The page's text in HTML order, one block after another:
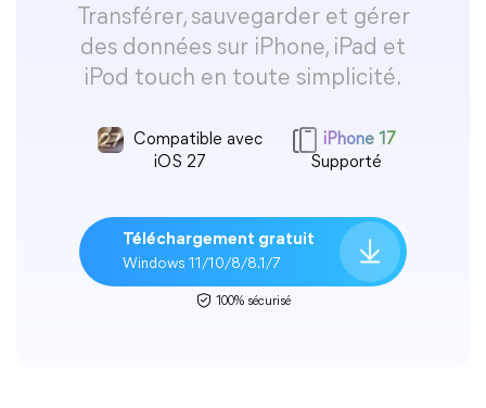
Transférer, sauvegarder et gérer
des données sur iPhone, iPad et
iPod touch en toute simplicité.
Compatible avec
iOS 27
iPhone 17
Supporté
Téléchargement gratuit
Windows 11/10/8/8.1/7
100% sécurisé